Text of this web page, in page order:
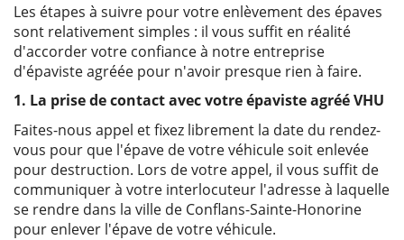
Les étapes à suivre pour votre enlèvement des épaves
sont relativement simples : il vous suffit en réalité
d'accorder votre confiance à notre entreprise
d'épaviste agréée pour n'avoir presque rien à faire.
1. La prise de contact avec votre épaviste agréé VHU
Faites-nous appel et fixez librement la date du rendez-
vous pour que l'épave de votre véhicule soit enlevée
pour destruction. Lors de votre appel, il vous suffit de
communiquer à votre interlocuteur l'adresse à laquelle
se rendre dans la ville de Conflans-Sainte-Honorine
pour enlever l'épave de votre véhicule.